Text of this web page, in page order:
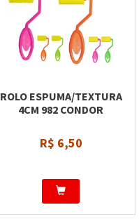
ROLO ESPUMA/TEXTURA
4CM 982 CONDOR
R$ 6,50